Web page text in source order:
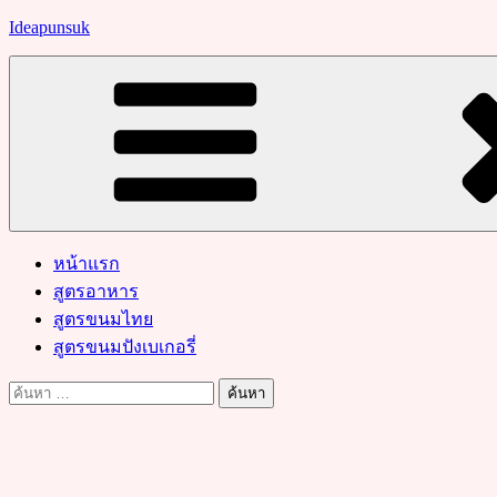
Skip
Ideapunsuk
หน้าแรก
สูตรอาหาร
สูตรขนมไทย
สูตรขนมปังเบเกอรี่
ค้นหา